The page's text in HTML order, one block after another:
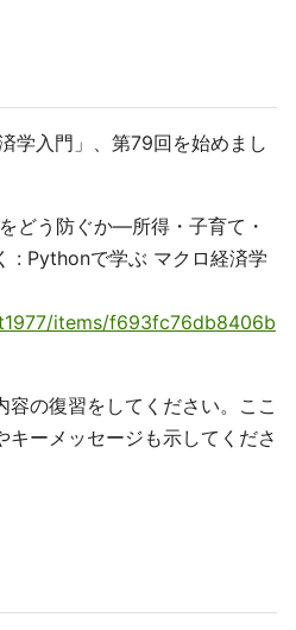
学入門」、第79回を始めまし
どう防ぐか―所得・子育て・
: Pythonで学ぶ マクロ経済学
items/f693fc76db8406b
容の復習をしてください。ここ
キーメッセージも示してくださ